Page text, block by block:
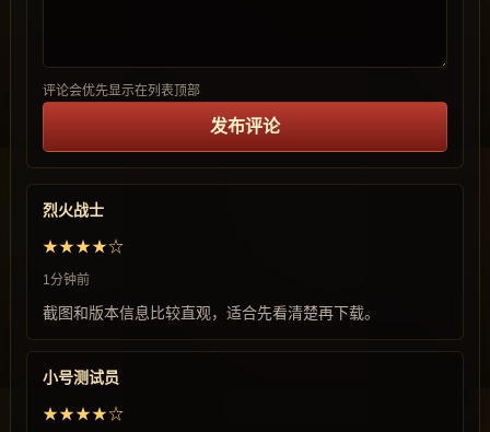
评论会优先显示在列表顶部
发布评论
烈火战士
★★★★☆
1分钟前
截图和版本信息比较直观，适合先看清楚再下载。
小号测试员
★★★★☆